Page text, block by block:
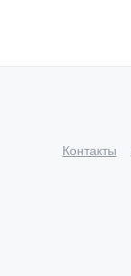
Контакты